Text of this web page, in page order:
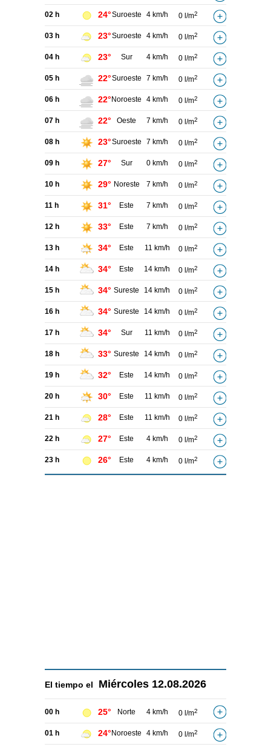
02 h 24°Suroeste 4 km/h 0 l/m2
03 h 23°Suroeste 4 km/h 0 l/m2
04 h 23° Sur 4 km/h 0 l/m2
05 h 22°Suroeste 7 km/h 0 l/m2
06 h 22° Noroeste 4 km/h 0 l/m2
07 h 22° Oeste 7 km/h 0 l/m2
08 h 23°Suroeste 7 km/h 0 l/m2
09 h 27° Sur 0 km/h 0 l/m2
10 h 29° Noreste 7 km/h 0 l/m2
11 h 31° Este 7 km/h 0 l/m2
12 h 33° Este 7 km/h 0 l/m2
13 h 34° Este 11 km/h 0 l/m2
14 h 34° Este 14 km/h 0 l/m2
15 h 34° Sureste 14 km/h 0 l/m2
16 h 34° Sureste 14 km/h 0 l/m2
17 h 34° Sur 11 km/h 0 l/m2
18 h 33° Sureste 14 km/h 0 l/m2
19 h 32° Este 14 km/h 0 l/m2
20 h 30° Este 11 km/h 0 l/m2
21 h 28° Este 11 km/h 0 l/m2
22 h 27° Este 4 km/h 0 l/m2
23 h 26° Este 4 km/h 0 l/m2
El tiempo el Miércoles 12.08.2026
00 h 25° Norte 4 km/h 0 l/m2
01 h 24° Noroeste 4 km/h 0 l/m2